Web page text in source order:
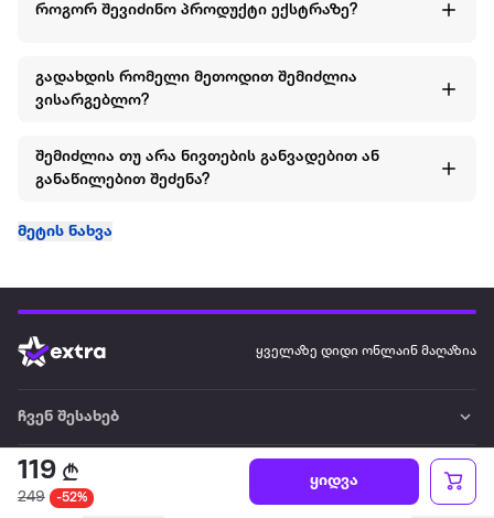
119
249 -52%
ყიდვა
როგორ შევიძინო პროდუქტი ექსტრაზე?
გადახდის რომელი მეთოდით შემიძლია
ვისარგებლო?
შემიძლია თუ არა ნივთების განვადებით ან
განაწილებით შეძენა?
მეტის ნახვა
ყველაზე დიდი ონლაინ მაღაზია
ჩვენ შესახებ
წესები და პირობები